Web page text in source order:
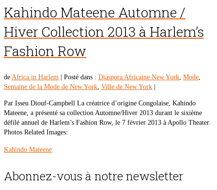
Kahindo Mateene Automne /
Hiver Collection 2013 à Harlem’s
Fashion Row
de Africa in Harlem | Posté dans : Diaspora Africaine New York Mode
Semaine de la Mode de New York Ville de New York |
Par Isseu Diouf-Campbell La créatrice d’origine Congolaise, Kahindo
Mateene, a présenté sa collection Automne/Hiver 2013 durant le sixième
défilé annuel de Harlem’s Fashion Row, le 7 février 2013 à Apollo Theater.
Photos Related Images:
Kahindo Mateene
Abonnez-vous à notre newsletter